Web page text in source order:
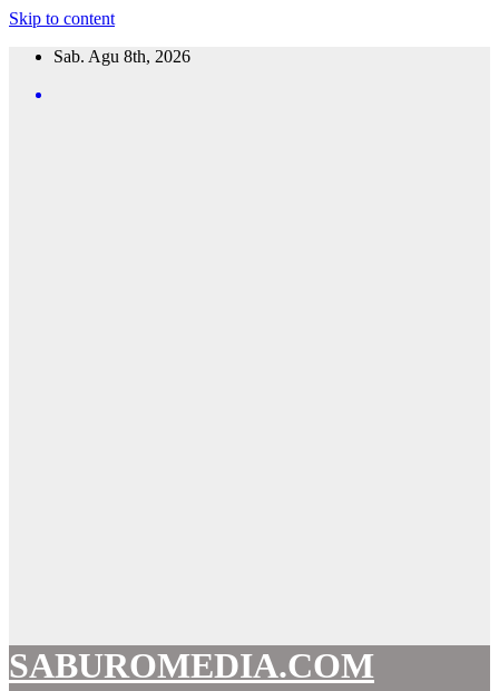
Skip to content
Sab. Agu 8th, 2026
SABUROMEDIA.COM